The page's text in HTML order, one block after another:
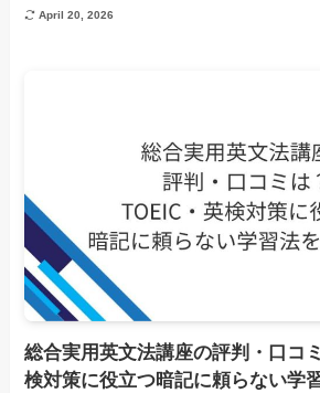
April 20, 2026
総合実用英文法講座の評判・口コ
検対策に役立つ暗記に頼らない学